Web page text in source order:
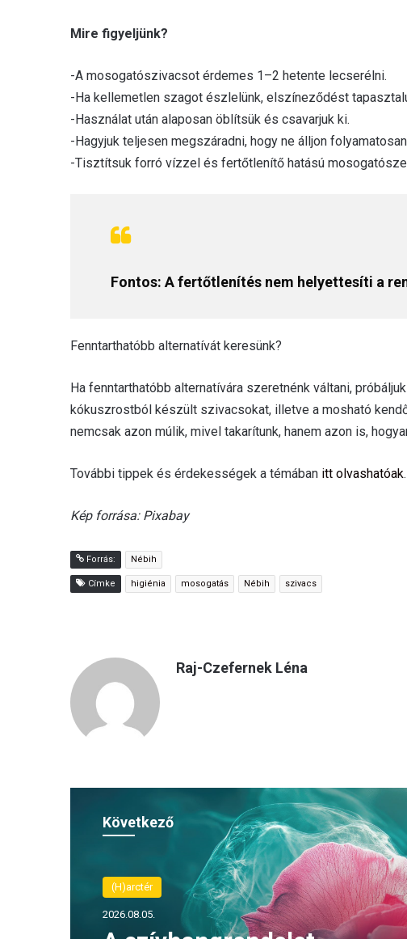
Mire figyeljünk?
-A mosogatószivacsot érdemes 1–2 hetente lecserélni.
-Ha kellemetlen szagot észlelünk, elszíneződést
-Használat után alaposan öblítsük és csavarjuk ki.
-Hagyjuk teljesen megszáradni, hogy ne álljon
-Tisztítsuk forró vízzel és fertőtlenítő hatású
Fontos: A fertőtlenítés nem helyettesíti a
Fenntarthatóbb alternatívát keresünk?
Ha fenntarthatóbb alternatívára szeretnénk váltani,
kókuszrostból készült szivacsokat, illetve a mosható
nemcsak azon múlik, mivel takarítunk, hanem azon is,
További tippek és érdekességek a témában itt olvashatóak.
Kép forrása: Pixabay
Forrás: Nébih
Címke higiénia mosogatás Nébih szivacs
Raj-Czefernek Léna
Következő
(H)arctér
2026.08.05.